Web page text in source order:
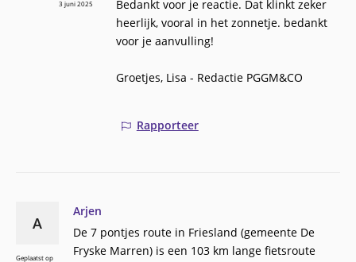
Bedankt voor je reactie. Dat klinkt zeker
heerlijk, vooral in het zonnetje. bedankt
voor je aanvulling!
Groetjes, Lisa - Redactie PGGM&CO
Rapporteer
3 juni 2025
Arjen
De 7 pontjes route in Friesland (gemeente De
Fryske Marren) is een 103 km lange fietsroute
A
Geplaatst op